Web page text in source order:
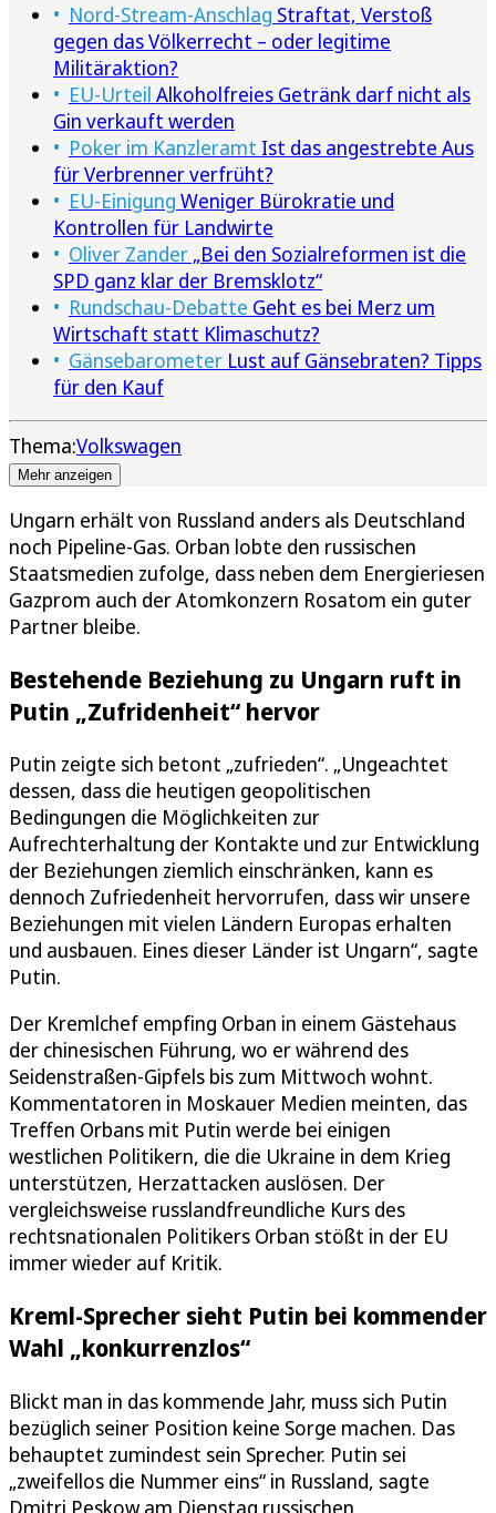
Nord-Stream-Anschlag Straftat, Verstoß
gegen das Völkerrecht – oder legitime
Militäraktion?
EU-Urteil Alkoholfreies Getränk darf nicht als
Gin verkauft werden
Poker im Kanzleramt Ist das angestrebte Aus
für Verbrenner verfrüht?
EU-Einigung Weniger Bürokratie und
Kontrollen für Landwirte
Oliver Zander „Bei den Sozialreformen ist die
SPD ganz klar der Bremsklotz“
Rundschau-Debatte Geht es bei Merz um
Wirtschaft statt Klimaschutz?
Gänsebarometer Lust auf Gänsebraten? Tipps
für den Kauf
Thema:Volkswagen
Mehr anzeigen
Ungarn erhält von Russland anders als Deutschland
noch Pipeline-Gas. Orban lobte den russischen
Staatsmedien zufolge, dass neben dem Energieriesen
Gazprom auch der Atomkonzern Rosatom ein guter
Partner bleibe.
Bestehende Beziehung zu Ungarn ruft in
Putin „Zufridenheit“ hervor
Putin zeigte sich betont „zufrieden“. „Ungeachtet
dessen, dass die heutigen geopolitischen
Bedingungen die Möglichkeiten zur
Aufrechterhaltung der Kontakte und zur Entwicklung
der Beziehungen ziemlich einschränken, kann es
dennoch Zufriedenheit hervorrufen, dass wir unsere
Beziehungen mit vielen Ländern Europas erhalten
und ausbauen. Eines dieser Länder ist Ungarn“, sagte
Putin.
Der Kremlchef empfing Orban in einem Gästehaus
der chinesischen Führung, wo er während des
Seidenstraßen-Gipfels bis zum Mittwoch wohnt.
Kommentatoren in Moskauer Medien meinten, das
Treffen Orbans mit Putin werde bei einigen
westlichen Politikern, die die Ukraine in dem Krieg
unterstützen, Herzattacken auslösen. Der
vergleichsweise russlandfreundliche Kurs des
rechtsnationalen Politikers Orban stößt in der EU
immer wieder auf Kritik.
Kreml-Sprecher sieht Putin bei kommender
Wahl „konkurrenzlos“
Blickt man in das kommende Jahr, muss sich Putin
bezüglich seiner Position keine Sorge machen. Das
behauptet zumindest sein Sprecher. Putin sei
„zweifellos die Nummer eins“ in Russland, sagte
Dmitri Peskow am Dienstag russischen